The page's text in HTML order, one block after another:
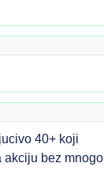
40+ koji
akciju bez mnogo